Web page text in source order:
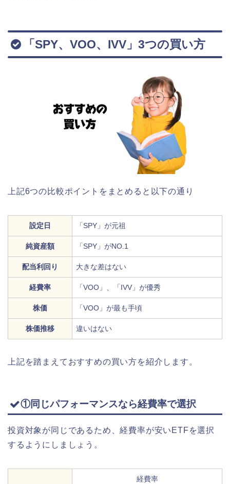
「SPY、VOO、IVV」3つの買い方
上記6つの比較ポイントをまとめると以下の通り
設定日 「SPY」が元祖
純資産額 「SPY」がNO.1
配当利回り 大きな差はない
経費率 「VOO」、「IVV」が優秀
株価 「VOO」が最も手頃
株価推移 違いはない
上記を踏まえておすすめの買い方を紹介します。
①同じパフォーマンスなら経費率で選択
投資対象が同じであるため、経費率が安いETFを選択
するようにしましょう。
経費率